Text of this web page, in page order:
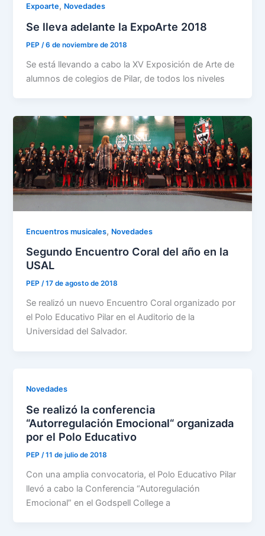
Expoarte, Novedades
Se lleva adelante la ExpoArte 2018
PEP /6 de noviembre de 2018
Se está llevando a cabo la XV Exposición de Arte de
alumnos de colegios de Pilar, de todos los niveles
Encuentros musicales, Novedades
Segundo Encuentro Coral del año en la
USAL
PEP/17 de agosto de 2018
Se realizó un nuevo Encuentro Coral organizado por
el Polo Educativo Pilar en el Auditorio de la
Universidad del Salvador.
Novedades
Se realizó la conferencia
“Autorregulación Emocional“ organizada
por el Polo Educativo
PEP /11 de julio de 2018
Con una amplia convocatoria, el Polo Educativo Pilar
llevó a cabo la Conferencia “Autoregulación
Emocional” en el Godspell College a